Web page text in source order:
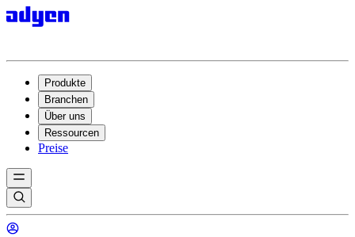
Produkte
Branchen
Über uns
Ressourcen
Preise